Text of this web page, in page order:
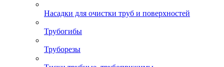
Насадки для очистки труб и поверхностей
Трубогибы
Труборезы